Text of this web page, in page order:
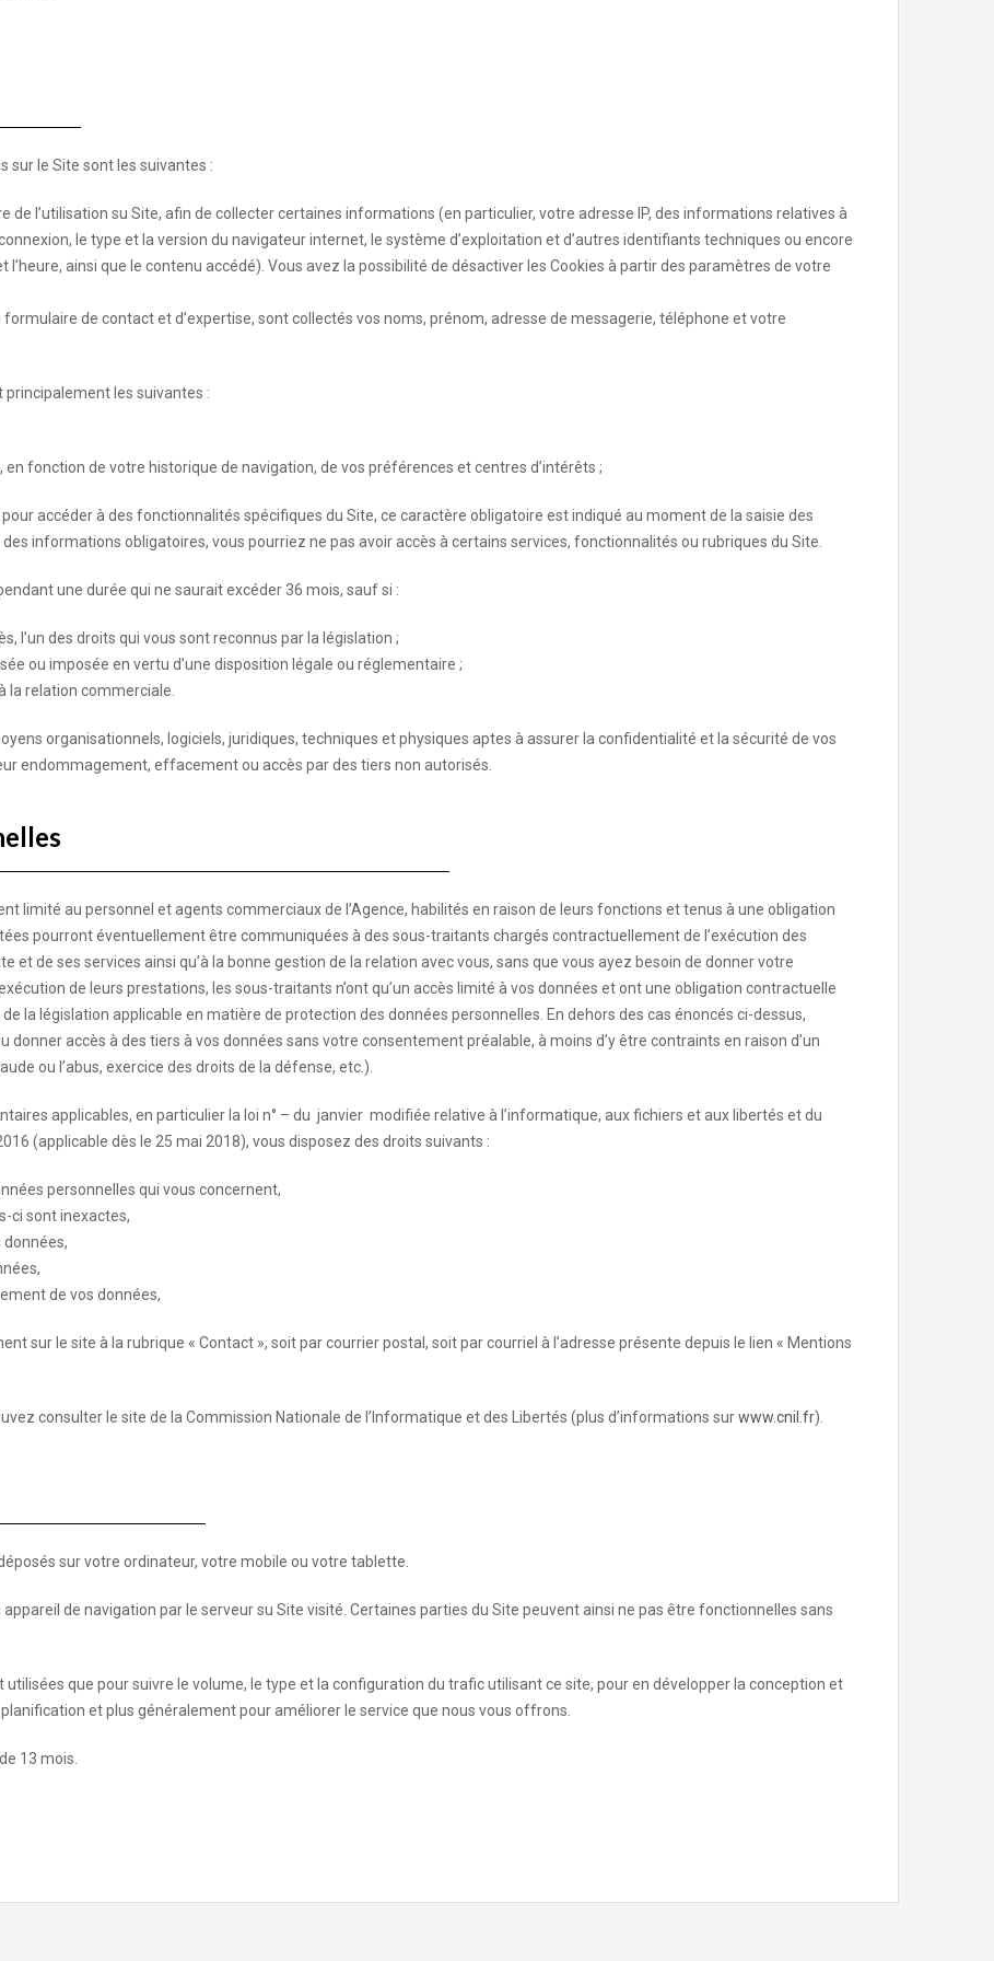
sur le Site sont les suivantes :
de l’utilisation su Site, afin de collecter certaines informations (en particulier, votre adresse IP, des informations relatives à
le type et la version du navigateur internet, le système d’exploitation et d’autres identifiants techniques ou encore
l’heure, ainsi que le contenu accédé). Vous avez la possibilité de désactiver les Cookies à partir des paramètres de votre
de contact et d’expertise, sont collectés vos noms, prénom, adresse de messagerie, téléphone et votre
principalement les suivantes :
fonction de votre historique de navigation, de vos préférences et centres d’intérêts ;
accéder à des fonctionnalités spécifiques du Site, ce caractère obligatoire est indiqué au moment de la saisie des
informations obligatoires, vous pourriez ne pas avoir accès à certains services, fonctionnalités ou rubriques du Site.
une durée qui ne saurait excéder 36 mois, sauf si :
l’un des droits qui vous sont reconnus par la législation ;
ou imposée en vertu d’une disposition légale ou réglementaire ;
la relation commerciale.
organisationnels, logiciels, juridiques, techniques et physiques aptes à assurer la confidentialité et la sécurité de vos
endommagement, effacement ou accès par des tiers non autorisés.
limité au personnel et agents commerciaux de l’Agence, habilités en raison de leurs fonctions et tenus à une obligation
pourront éventuellement être communiquées à des sous-traitants chargés contractuellement de l’exécution des
de ses services ainsi qu’à la bonne gestion de la relation avec vous, sans que vous ayez besoin de donner votre
de leurs prestations, les sous-traitants n’ont qu’un accès limité à vos données et ont une obligation contractuelle
la législation applicable en matière de protection des données personnelles. En dehors des cas énoncés ci-dessus,
donner accès à des tiers à vos données sans votre consentement préalable, à moins d’y être contraints en raison d’un
ou l’abus, exercice des droits de la défense, etc.).
applicables, en particulier la loi n° – du janvier modifiée relative à l’informatique, aux fichiers et aux libertés et du
(applicable dès le 25 mai 2018), vous disposez des droits suivants :
personnelles qui vous concernent,
ci sont inexactes,
données,
de vos données,
sur le site à la rubrique « Contact », soit par courrier postal, soit par courriel à l’adresse présente depuis le lien « Mentions
consulter le site de la Commission Nationale de l’Informatique et des Libertés (plus d’informations surwww.cnil.fr).
sur votre ordinateur, votre mobile ou votre tablette.
de navigation par le serveur su Site visité. Certaines parties du Site peuvent ainsi ne pas être fonctionnelles sans
utilisées que pour suivre le volume, le type et la configuration du trafic utilisant ce site, pour en développer la conception et
et plus généralement pour améliorer le service que nous vous offrons.
13 mois.